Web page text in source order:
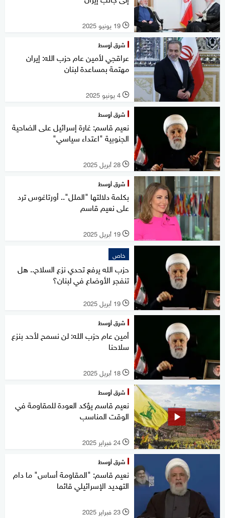
l 19 يونيو 2025
شرق أوسط
عراقجي لأمين عام حزب الله: إيران
مهتمة بمساعدة لبنان
l 4 يونيو 2025
شرق أوسط
نعيم قاسم: غارة إسرائيل على الضاحية
الجنوبية "اعتداء سياسي"
l 28 أبريل 2025
شرق أوسط
بكلمة دلالتها "الملل".. أورتاغوس ترد
على نعيم قاسم
l 19 أبريل 2025
خاص
حزب الله يرفع تحدي نزع السلاح.. هل
تنفجر الأوضاع في لبنان؟
l 19 أبريل 2025
شرق أوسط
أمين عام حزب الله: لن نسمح لأحد بنزع
سلاحنا
l 18 أبريل 2025
شرق أوسط
نعيم قاسم يؤكد العودة للمقاومة في
الوقت المناسب
l 24 فبراير 2025
شرق أوسط
نعيم قاسم: "المقاومة أساس" ما دام
التهديد الإسرائيلي قائما
l 23 فبراير 2025